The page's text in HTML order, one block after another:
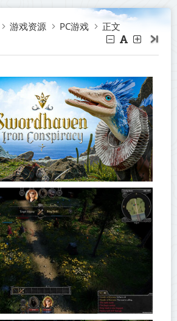
游戏资源 PC游戏 正文